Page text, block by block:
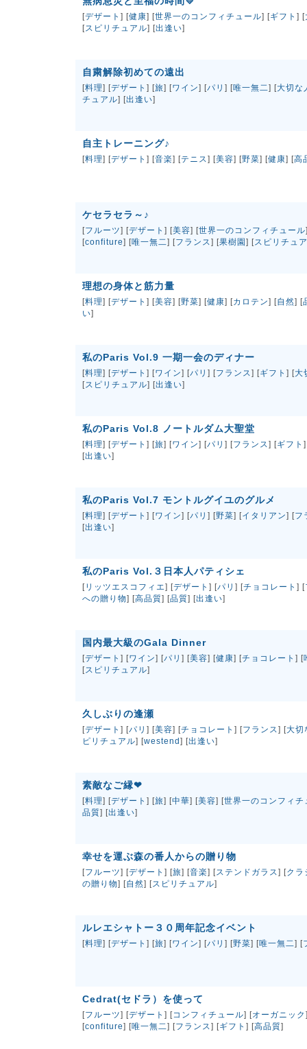
[デザート ] [健康] [世界一のコンフィチュール] [ギフト ] [
[スピリチュアル] [出逢い]
自粛解除初めての遠出
[料理] [デザート ] [旅] [ワイン] [パリ ] [唯一無二] [大切な
チュアル] [出逢い]
自主トレーニング♪
[料理] [デザート ] [音楽] [テニス] [美容] [野菜] [健康] [高
ケセラセラ～♪
[フルーツ] [デザート ] [美容] [世界一のコンフィチュール
[confiture] [唯一無二] [フランス] [果樹園 ] [スピリチュ
理想の身体と筋力量
[料理] [デザート ] [美容] [野菜] [健康] [カロテン] [自然] [
い]
私のParis Vol.9 一期一会のディナー
[料理] [デザート ] [ワイン] [パリ ] [フランス] [ギフト ] [大
[スピリチュアル] [出逢い]
私のParis Vol.8 ノートルダム大聖堂
[料理] [デザート ] [旅] [ワイン] [パリ ] [フランス] [ギフト
[出逢い]
私のParis Vol.7 モントルグイユのグルメ
[料理] [デザート ] [ワイン] [パリ ] [野菜] [イタリアン] [フ
[出逢い]
私のParis Vol.３日本人パティシェ
[リッツエスコフィエ] [デザート ] [パリ ] [チョコレート ] [
への贈り物] [高品質] [品質] [出逢い]
国内最大級のGala Dinner
[デザート ] [ワイン] [パリ ] [美容] [健康] [チョコレート ] [
[スピリチュアル]
久しぶりの逢瀬
[デザート ] [パリ ] [美容] [チョコレート ] [フランス] [大切
ピリチュアル] [westend ] [出逢い]
素敵なご縁❤
[料理] [デザート ] [旅] [中華] [美容] [世界一のコンフィチ
品質] [出逢い]
幸せを運ぶ森の番人からの贈り物
[フルーツ] [デザート ] [旅] [音楽] [ステンドガラス] [クラ
の贈り物] [自然] [スピリチュアル]
ルレエシャトー３０周年記念イベント
[料理] [デザート ] [旅] [ワイン] [パリ ] [野菜] [唯一無二] [
Cedrat(セドラ）を使って
[フルーツ] [デザート ] [コンフィチュール] [オーガニック
[confiture] [唯一無二] [フランス] [ギフト ] [高品質]